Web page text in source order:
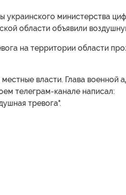
украинского министерства
области объявили
на территории области
власти. Глава военной
телеграм-канале написал:
тревога".